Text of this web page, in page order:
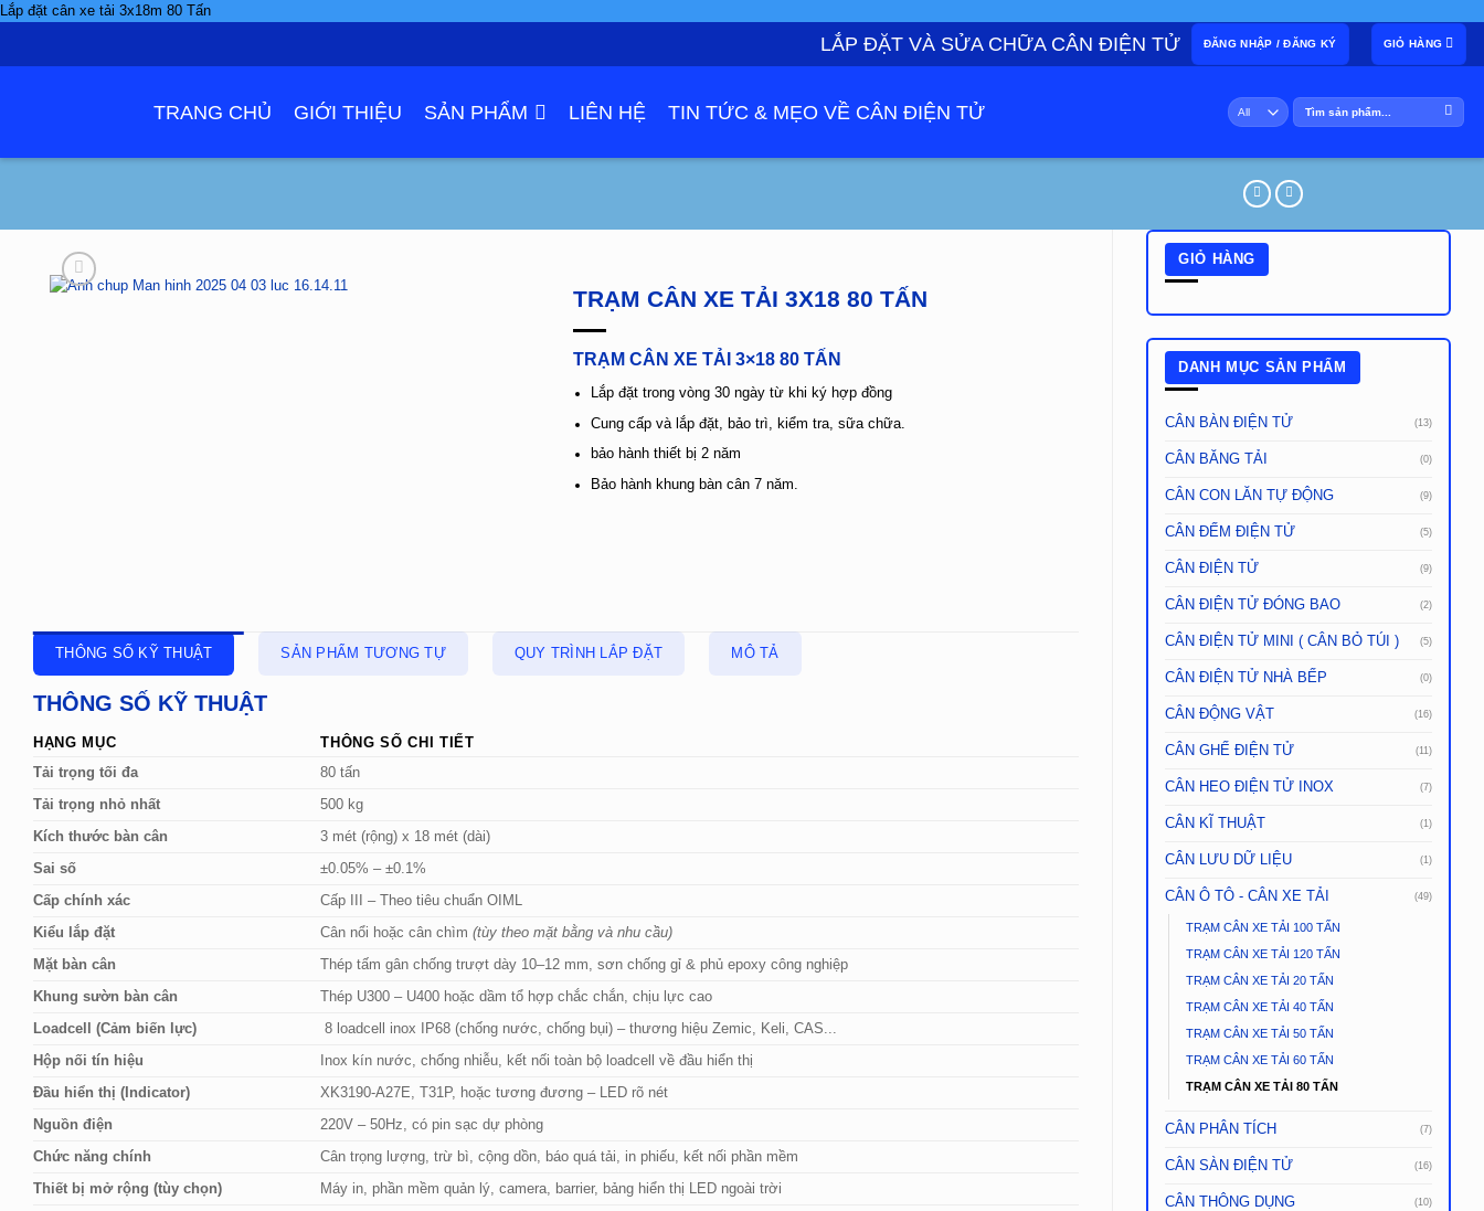
Lắp đặt cân xe tải 3x18m 80 TấnSkip
LẮP ĐẶT VÀ SỬA CHỮA CÂN ĐIỆN TỬ ĐĂNG NHẬP / ĐĂNG KÝ GIỎ HÀNG
TRANG CHỦ GIỚI THIỆU SẢN PHẨM LIÊN HỆ TIN TỨC & MẸO VỀ CÂN ĐIỆN TỬ
Tìm
kiếm:
GIỎ HÀNG
DANH MỤC SẢN PHẨM
CÂN BÀN ĐIỆN TỬ (13)
CÂN BĂNG TẢI (0)
CÂN CON LĂN TỰ ĐỘNG (9)
CÂN ĐẾM ĐIỆN TỬ (5)
CÂN ĐIỆN TỬ (9)
CÂN ĐIỆN TỬ ĐÓNG BAO (2)
CÂN ĐIỆN TỬ MINI ( CÂN BỎ TÚI ) (5)
CÂN ĐIỆN TỬ NHÀ BẾP (0)
CÂN ĐỘNG VẬT (16)
CÂN GHẾ ĐIỆN TỬ (11)
CÂN HEO ĐIỆN TỬ INOX (7)
CÂN KĨ THUẬT (1)
CÂN LƯU DỮ LIỆU (1)
CÂN Ô TÔ - CÂN XE TẢI (49)
TRẠM CÂN XE TẢI 100 TẤN
TRẠM CÂN XE TẢI 120 TẤN
TRẠM CÂN XE TẢI 20 TẤN
TRẠM CÂN XE TẢI 40 TẤN
TRẠM CÂN XE TẢI 50 TẤN
TRẠM CÂN XE TẢI 60 TẤN
TRẠM CÂN XE TẢI 80 TẤN
CÂN PHÂN TÍCH (7)
CÂN SÀN ĐIỆN TỬ (16)
CÂN THÔNG DỤNG (10)
TRẠM CÂN XE TẢI 3X18 80 TẤN
TRẠM CÂN XE TẢI 3×18 80 TẤN
Lắp đặt trong vòng 30 ngày từ khi ký hợp đồng
Cung cấp và lắp đặt, bảo trì, kiểm tra, sữa chữa.
bảo hành thiết bị 2 năm
Bảo hành khung bàn cân 7 năm.
THÔNG SỐ KỸ THUẬT SẢN PHẨM TƯƠNG TỰ QUY TRÌNH LẮP ĐẶT MÔ TẢ
THÔNG SỐ KỸ THUẬT
HẠNG MỤC
THÔNG SỐ CHI TIẾT
Tải trọng tối đa
80 tấn
Tải trọng nhỏ nhất
500 kg
Kích thước bàn cân
3 mét (rộng) x 18 mét (dài)
Sai số
±0.05% – ±0.1%
Cấp chính xác
Cấp III – Theo tiêu chuẩn OIML
Kiểu lắp đặt
Cân nổi hoặc cân chìm(tùy theo mặt bằng và nhu cầu)
Mặt bàn cân
Thép tấm gân chống trượt dày 10–12 mm, sơn chống gỉ & phủ epoxy công nghiệp
Khung sườn bàn cân
Thép U300 – U400 hoặc dầm tổ hợp chắc chắn, chịu lực cao
Loadcell (Cảm biến lực)
8 loadcell inox IP68 (chống nước, chống bụi) – thương hiệu Zemic, Keli, CAS...
Hộp nối tín hiệu
Inox kín nước, chống nhiễu, kết nối toàn bộ loadcell về đầu hiển thị
Đầu hiển thị (Indicator)
XK3190-A27E, T31P, hoặc tương đương – LED rõ nét
Nguồn điện
220V – 50Hz, có pin sạc dự phòng
Chức năng chính
Cân trọng lượng, trừ bì, cộng dồn, báo quá tải, in phiếu, kết nối phần mềm
Thiết bị mở rộng (tùy chọn)
Máy in, phần mềm quản lý, camera, barrier, bảng hiển thị LED ngoài trời